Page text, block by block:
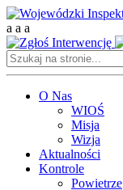
a a a
O Nas
WIOŚ
Misja
Wizja
Aktualności
Kontrole
Powietrze